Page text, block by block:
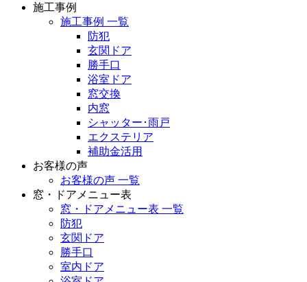
施工事例
施工事例 一覧
防犯
玄関ドア
勝手口
浴室ドア
窓交換
内窓
シャッター･雨戸
エクステリア
補助金活用
お客様の声
お客様の声 一覧
窓・ドアメニュー表
窓・ドアメニュー表 一覧
防犯
玄関ドア
勝手口
室内ドア